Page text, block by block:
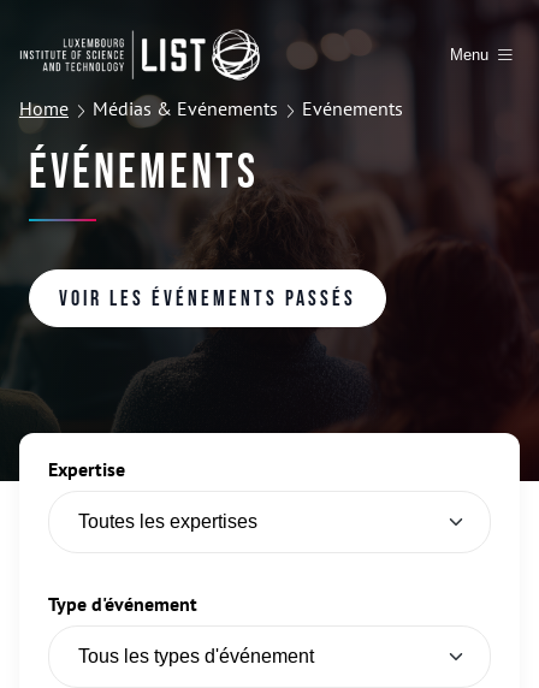
Menu
Home Médias & Evénements Evénements
Événements
Voir les événements passés
Expertise
Type d'événement